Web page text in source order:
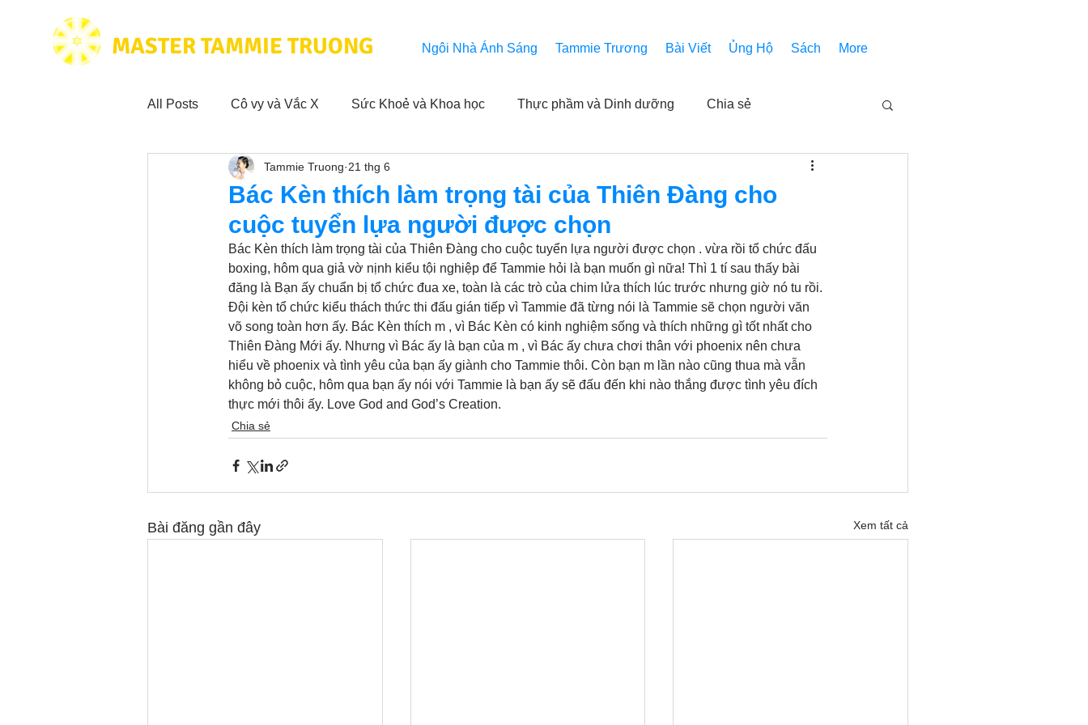
MASTER TAMMIE TRUONG Ngôi Nhà Ánh Sáng Tammie Trương Bài Viết Ủng Hộ Sách More
All Posts Cô vy và Vắc X Sức Khoẻ và Khoa học Thực phầm và Dinh dưỡng Chia sẻ
Hoạt động vì cộng đồng Trải nghiệm của người xem Các bài pháp
Trích dẫn hay trong Sách CL&NL Thành tựu Các thông báo
Phim Tâm Linh Hoạt động hằng ngày của Tammie Hỏi và Đáp Trích dẫn trong kinh thánh
Bác Kèn thích làm trọng tài của Thiên Đàng cho
cuộc tuyển lựa người được chọn
Tammie Truong 21 thg 6
Bác Kèn thích làm trọng tài của Thiên Đàng cho cuộc tuyển lựa người được chọn . vừa rồi tổ chức đấu
boxing, hôm qua giả vờ nịnh kiểu tội nghiệp để Tammie hỏi là bạn muốn gì nữa! Thì 1 tí sau thấy bài
đăng là Bạn ấy chuẩn bị tổ chức đua xe, toàn là các trò của chim lửa thích lúc trước nhưng giờ nó tu rồi.
Đội kèn tổ chức kiểu thách thức thi đấu gián tiếp vì Tammie đã từng nói là Tammie sẽ chọn người văn
võ song toàn hơn ấy. Bác Kèn thích m , vì Bác Kèn có kinh nghiệm sống và thích những gì tốt nhất cho
Thiên Đàng Mới ấy. Nhưng vì Bác ấy là bạn của m , vì Bác ấy chưa chơi thân với phoenix nên chưa
hiểu về phoenix và tình yêu của bạn ấy giành cho Tammie thôi. Còn bạn m lần nào cũng thua mà vẫn
không bỏ cuộc, hôm qua bạn ấy nói với Tammie là bạn ấy sẽ đấu đến khi nào thắng được tình yêu đích
thực mới thôi ấy. Love God and God’s Creation.
Chia sẻ
Bài đăng gần đây Xem tất cả